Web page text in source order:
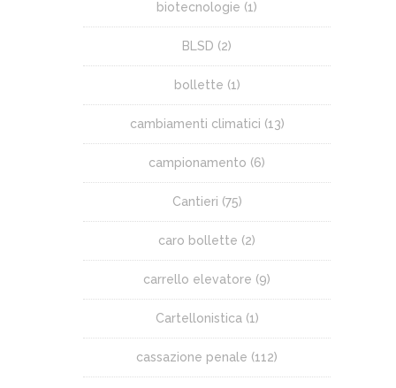
biotecnologie (1)
BLSD (2)
bollette (1)
cambiamenti climatici (13)
campionamento (6)
Cantieri (75)
caro bollette (2)
carrello elevatore (9)
Cartellonistica (1)
cassazione penale (112)